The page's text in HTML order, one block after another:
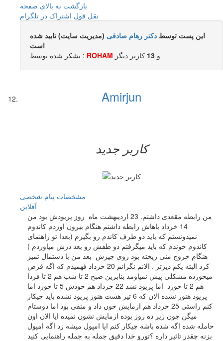
بازگشت به بالای صفحه
نقل قول اشتراک در تلگرام
این پست توسط دکتر رهام صادقی (مدیریت سایت) تایید شده
است
تشکر شده توسط : ROHAM و 13 کاربر ديگر
Amirjun
کاربر جدید
مشخصات پیام شخصی
آفلاين
من رابطه مقعدی داشتم. 23 اردیبهشت ماه روز پریودش بود من
14 خرداد باهاش رابطه داشتم هنگام بیرون اوردم کاندوم
نمیدونستم که باید دو طرف کاندم رو بگیرم (بعدا تو راهنمای
کاندوم خوندم که باید میگرفتم دو طفش رو بعد درش میاوردم )
هنگام خروج منی ریخته بود روی چیزش بعد من با دستمال تمیز
کرد البته یکم دیرتر . الانم نگرانم 20 خرداد فهمیدم که اگه قرص
میخورده مشکلی پیش نمیاومد بنابرین صبح 2 تا شب هم 2 تا فردا
هم 2 تا خورد اما پریود نشد 22 خرداد هم خودش 5 تا خورد اما
پریود هنوز نشده الان که 6 تیر هست هنوز پریود نشده باید چیکار
کنم راستی 25 خرداد هم ازمایش خون داد و منفی بود اما دوستام
میگن چون زیر ده روز بوده ازمایش نشون نمیده ایا الان اون
حامله شده اگه شده باشه چیکار کنم ایا امپول میشه زد اگه امپول
بزنه چقدر تاثیر داره ؟تورو خدا دقیق جمله به جمله راهنمایی کنید